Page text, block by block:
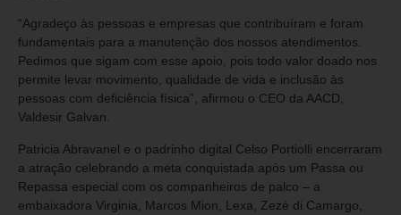
“Agradeço às pessoas e empresas que contribuíram e foram
fundamentais para a manutenção dos nossos atendimentos.
Pedimos que sigam com esse apoio, pois todo valor doado nos
permite levar movimento, qualidade de vida e inclusão às
pessoas com deficiência física”, afirmou o CEO da AACD,
Valdesir Galvan.
Patricia Abravanel e o padrinho digital Celso Portiolli encerraram
a atração celebrando a meta conquistada após um Passa ou
Repassa especial com os companheiros de palco – a
embaixadora Virginia, Marcos Mion, Lexa, Zezé di Camargo,